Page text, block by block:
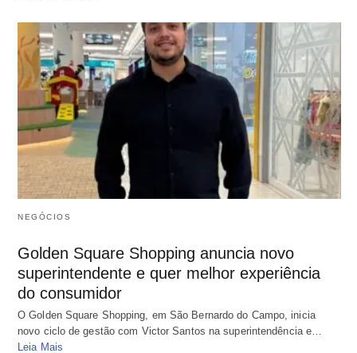
NEGÓCIOS
Golden Square Shopping anuncia novo
superintendente e quer melhor experiência
do consumidor
O Golden Square Shopping, em São Bernardo do Campo, inicia
novo ciclo de gestão com Victor Santos na superintendência e…
Leia Mais